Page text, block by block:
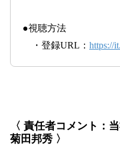
●視聴方法
・登録URL： https://
〈 責任者コメント：
菊田邦秀 〉